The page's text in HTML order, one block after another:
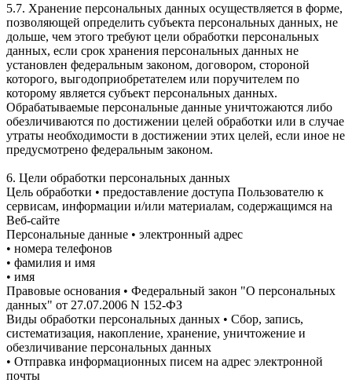
5.7. Хранение персональных данных осуществляется в форме,
позволяющей определить субъекта персональных данных, не
дольше, чем этого требуют цели обработки персональных
данных, если срок хранения персональных данных не
установлен федеральным законом, договором, стороной
которого, выгодоприобретателем или поручителем по
которому является субъект персональных данных.
Обрабатываемые персональные данные уничтожаются либо
обезличиваются по достижении целей обработки или в случае
утраты необходимости в достижении этих целей, если иное не
предусмотрено федеральным законом.
6. Цели обработки персональных данных
Цель обработки • предоставление доступа Пользователю к
сервисам, информации и/или материалам, содержащимся на
Веб-сайте
Персональные данные • электронный адрес
• номера телефонов
• фамилия и имя
• имя
Правовые основания • Федеральный закон "О персональных
данных" от 27.07.2006 N 152-ФЗ
Виды обработки персональных данных • Сбор, запись,
систематизация, накопление, хранение, уничтожение и
обезличивание персональных данных
• Отправка информационных писем на адрес электронной
почты